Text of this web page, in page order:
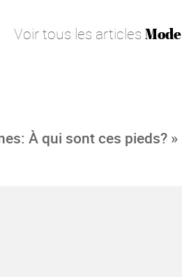
Voir tous les articles Mode
À qui sont ces pieds? »